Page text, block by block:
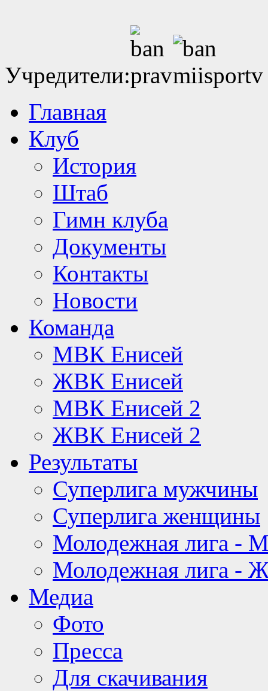
Учредители:
Главная
Клуб
История
Штаб
Гимн клуба
Документы
Контакты
Новости
Команда
МВК Енисей
ЖВК Енисей
МВК Енисей 2
ЖВК Енисей 2
Результаты
Суперлига мужчины
Суперлига женщины
Молодежная лига -
Молодежная лига -
Медиа
Фото
Пресса
Для скачивания